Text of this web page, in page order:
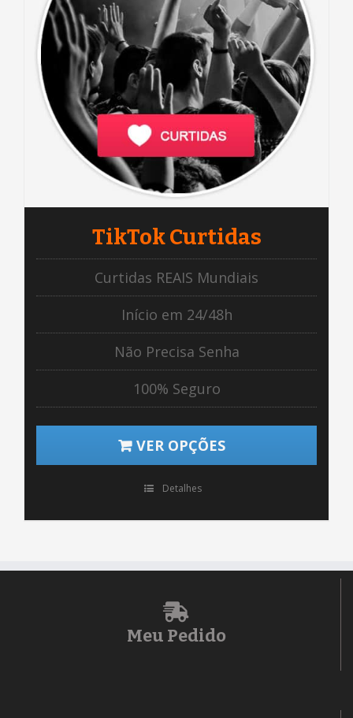
TikTok Curtidas
Curtidas REAIS Mundiais
Início em 24/48h
Não Precisa Senha
100% Seguro
VER OPÇÕES
Detalhes
Meu Pedido